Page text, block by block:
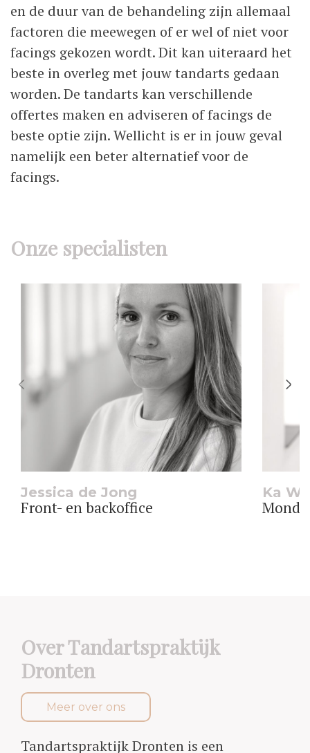
en de duur van de behandeling zijn allemaal
factoren die meewegen of er wel of niet voor
facings gekozen wordt. Dit kan uiteraard het
beste in overleg met jouw tandarts gedaan
worden. De tandarts kan verschillende
offertes maken en adviseren of facings de
beste optie zijn. Wellicht is er in jouw geval
namelijk een beter alternatief voor de
facings.
Onze specialisten
Jessica de Jong
Front- en backoffice
Ka
Over Tandartspraktijk
Dronten
Meer over ons
Tandartspraktijk Dronten is een